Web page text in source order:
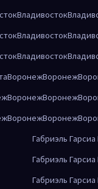
Владивосток
Владивосток
Владивосток
ВоронежВоронеж
ВоронежВоронеж
ВоронежВоронеж
Габриэль
Габриэль
Габриэль